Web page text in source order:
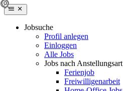
Jobsuche
Profil anlegen
Einloggen
Alle Jobs
Jobs nach Anstellungsart
Ferienjob
Freiwilligenarbeit